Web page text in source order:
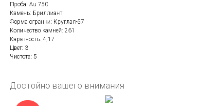
Проба: Au 750
Камень: Бриллиант
Форма огранки: Круглая-57
Количество камней: 261
Каратность: 4,17
Цвет: 3
Чистота: 5
Достойно вашего внимания